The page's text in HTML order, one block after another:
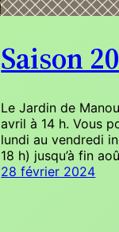
Saison
Le Jardin de
avril à 14 h. Vous
lundi au vendredi
18 h) jusqu’à fin
28 février 2024